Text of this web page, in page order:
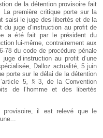
de la détention provisoire fait
La première critique porte sur la
saisi le juge des libertés et de la
juge d’instruction au profit de
a été fait par le président du
lui-même, contrairement aux
78 du code de procédure pénale
d’instruction au profit d’une
Dalloz actualité, 5 juin
porte sur le délai de la détention
5, § 3, de la Convention
de l’homme et des libertés
provisoire, il est relevé que le